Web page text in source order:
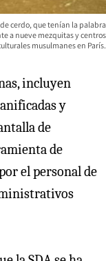
cerdo, que tenían la palabra
a nueve mezquitas y centros
musulmanes en París.
incluyen
y
de
de
el personal de